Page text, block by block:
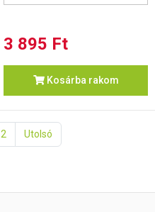
3 895 Ft
Kosárba rakom
2 Utolsó